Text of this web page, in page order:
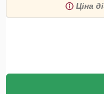
Ціна